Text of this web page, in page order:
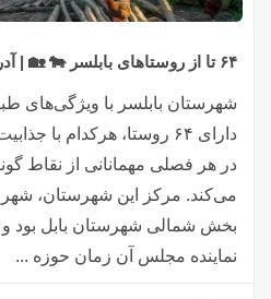
۶۴ تا از روستاهای بابلسر 🐄 🏡 | آدرس روی نقشه 🗺️| عکس
شهرستان بابلسر با ویژگی‌های
دارای ۶۴ روستا، هرکدام
در هر فصلی مهمانانی از نقاط
می‌کند. مرکز این شهرستان،
بخش شمالی شهرستان بابل بود
نماینده مجلس آن زمان حوزه ...